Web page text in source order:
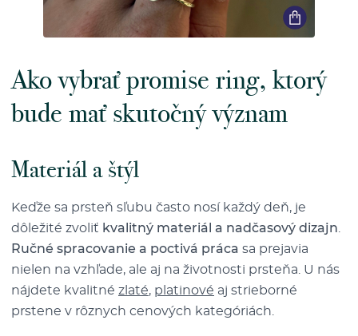
Ako vybrať promise ring, ktorý
bude mať skutočný význam
Materiál a štýl
Keďže sa prsteň sľubu často nosí každý deň, je
dôležité zvoliť kvalitný materiál a nadčasový dizajn.
Ručné spracovanie a poctivá práca sa prejavia
nielen na vzhľade, ale aj na životnosti prsteňa. U nás
nájdete kvalitné zlaté, platinové aj strieborné
prstene v rôznych cenových kategóriách.